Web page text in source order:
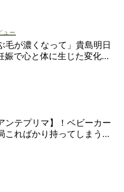
ュー
毛が濃くなって」貴島明日
娠で心と体に生じた変化も
ンテプリマ】！ベビーカー
こればかり持ってしまう」